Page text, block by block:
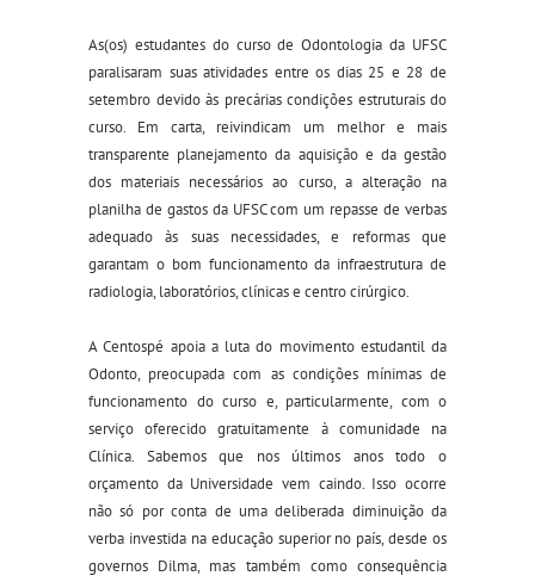
As(os) estudantes do curso de Odontologia da UFSC
paralisaram suas atividades entre os dias 25 e 28 de
setembro devido às precárias condições estruturais do
curso. Em carta, reivindicam um melhor e mais
transparente planejamento da aquisição e da gestão
dos materiais necessários ao curso, a alteração na
planilha de gastos da UFSC com um repasse de verbas
adequado às suas necessidades, e reformas que
garantam o bom funcionamento da infraestrutura de
radiologia, laboratórios, clínicas e centro cirúrgico.
A Centospé apoia a luta do movimento estudantil da
Odonto, preocupada com as condições mínimas de
funcionamento do curso e, particularmente, com o
serviço oferecido gratuitamente à comunidade na
Clínica. Sabemos que nos últimos anos todo o
orçamento da Universidade vem caindo. Isso ocorre
não só por conta de uma deliberada diminuição da
verba investida na educação superior no país, desde os
governos Dilma, mas também como consequência